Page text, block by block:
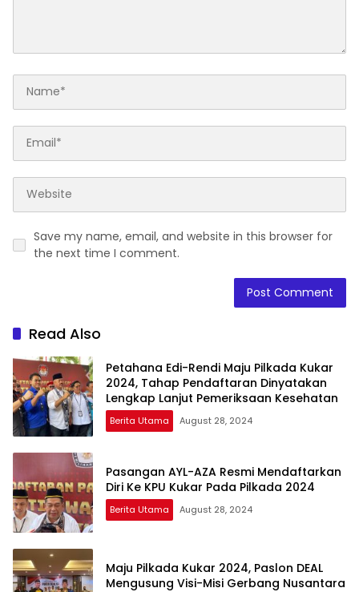
Save my name, email, and website in this browser for
the next time I comment.
Read Also
Petahana Edi-Rendi Maju Pilkada Kukar
2024, Tahap Pendaftaran Dinyatakan
Lengkap Lanjut Pemeriksaan Kesehatan
Berita Utama August 28, 2024
Pasangan AYL-AZA Resmi Mendaftarkan
Diri Ke KPU Kukar Pada Pilkada 2024
Berita Utama August 28, 2024
Maju Pilkada Kukar 2024, Paslon DEAL
Mengusung Visi-Misi Gerbang Nusantara